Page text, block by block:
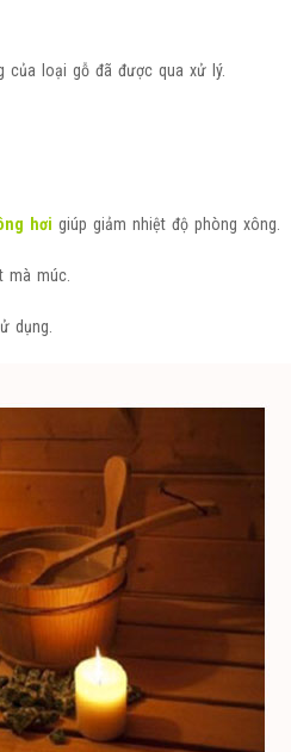
của loại gỗ đã được qua xử lý.
hơi giúp giảm nhiệt độ phòng xông.
mà múc.
dụng.